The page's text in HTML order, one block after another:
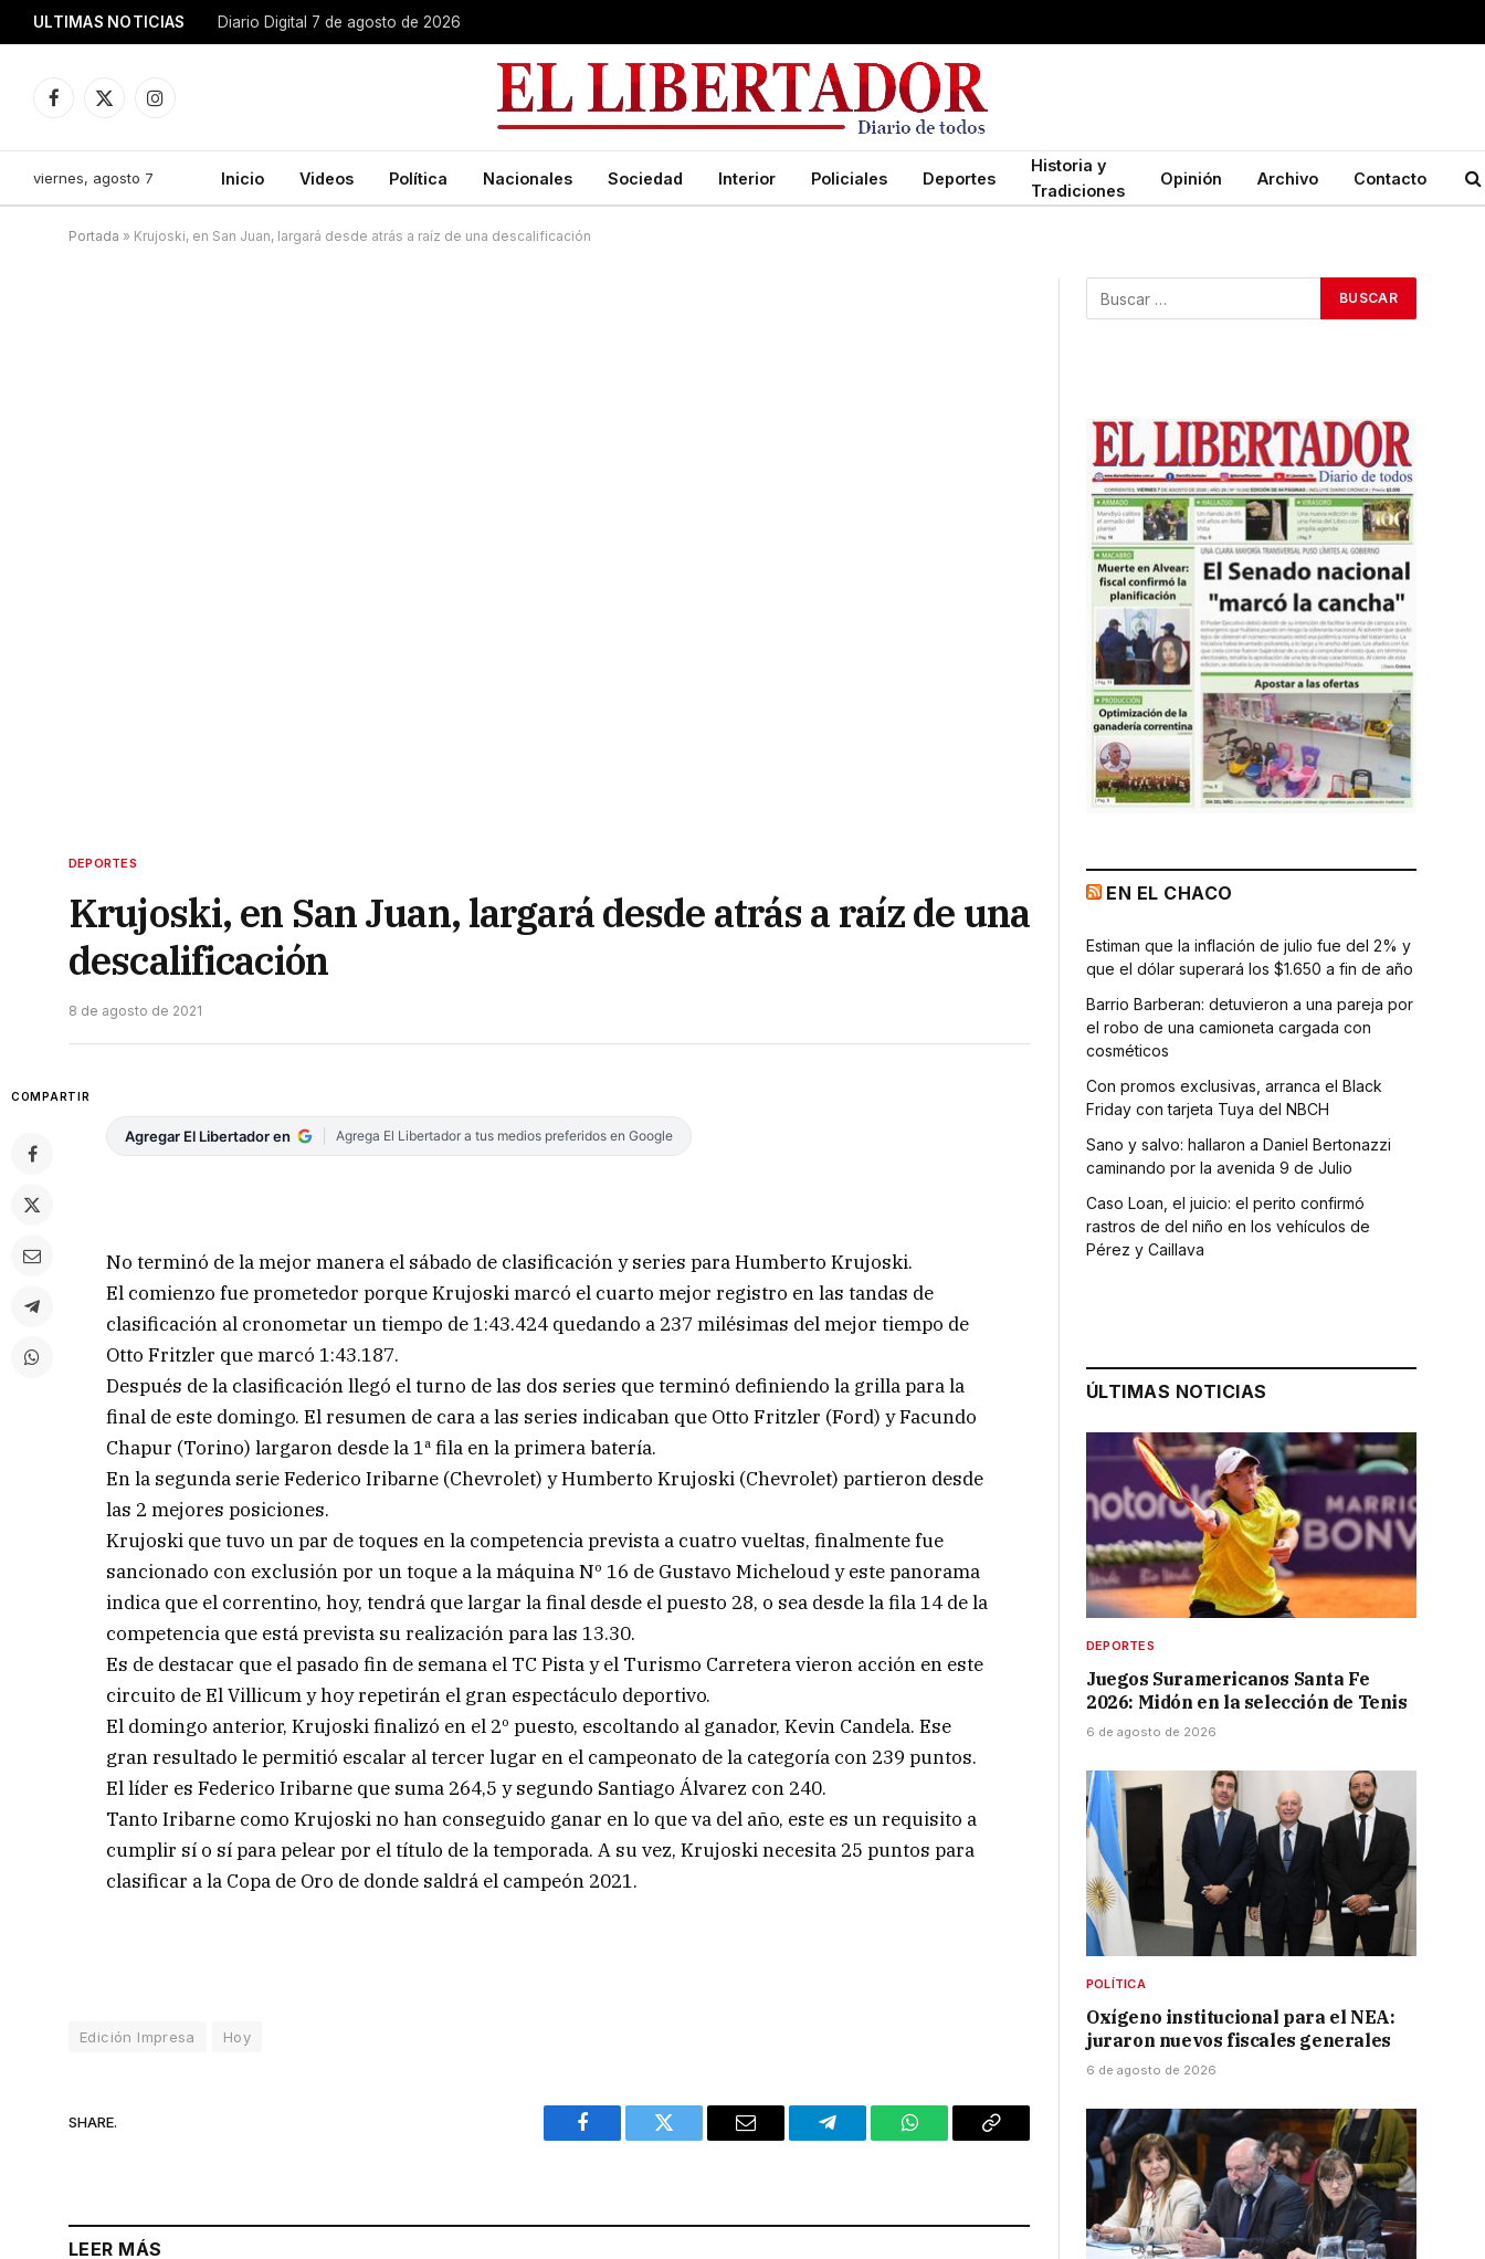
ULTIMAS NOTICIAS Diario Digital 7 de agosto de 2026
Facebook
X
Instagram
viernes, agosto 7 Inicio Videos Política Nacionales Sociedad Interior Policiales Deportes
Historia y
Tradiciones
Opinión Archivo Contacto
Portada » Krujoski, en San Juan, largará desde atrás a raíz de una descalificación
DEPORTES
Krujoski, en San Juan, largará desde atrás a raíz de una
descalificación
8 de agosto de 2021
COMPARTIR
Agregar El Libertador en Agrega El Libertador a tus medios preferidos en Google
No terminó de la mejor manera el sábado de clasificación y series para Humberto Krujoski.
El comienzo fue prometedor porque Krujoski marcó el cuarto mejor registro en las tandas de
clasificación al cronometar un tiempo de 1:43.424 quedando a 237 milésimas del mejor tiempo de
Otto Fritzler que marcó 1:43.187.
Después de la clasificación llegó el turno de las dos series que terminó definiendo la grilla para la
final de este domingo. El resumen de cara a las series indicaban que Otto Fritzler (Ford) y Facundo
Chapur (Torino) largaron desde la 1ª fila en la primera batería.
En la segunda serie Federico Iribarne (Chevrolet) y Humberto Krujoski (Chevrolet) partieron desde
las 2 mejores posiciones.
Krujoski que tuvo un par de toques en la competencia prevista a cuatro vueltas, finalmente fue
sancionado con exclusión por un toque a la máquina Nº 16 de Gustavo Micheloud y este panorama
indica que el correntino, hoy, tendrá que largar la final desde el puesto 28, o sea desde la fila 14 de la
competencia que está prevista su realización para las 13.30.
Es de destacar que el pasado fin de semana el TC Pista y el Turismo Carretera vieron acción en este
circuito de El Villicum y hoy repetirán el gran espectáculo deportivo.
El domingo anterior, Krujoski finalizó en el 2º puesto, escoltando al ganador, Kevin Candela. Ese
gran resultado le permitió escalar al tercer lugar en el campeonato de la categoría con 239 puntos.
El líder es Federico Iribarne que suma 264,5 y segundo Santiago Álvarez con 240.
Tanto Iribarne como Krujoski no han conseguido ganar en lo que va del año, este es un requisito a
cumplir sí o sí para pelear por el título de la temporada. A su vez, Krujoski necesita 25 puntos para
clasificar a la Copa de Oro de donde saldrá el campeón 2021.
Edición Impresa Hoy
SHARE.
Facebook Twitter Email Telegram WhatsAppCopy
LEER MÁS
EN EL CHACO
Estiman que la inflación de julio fue del 2% y
que el dólar superará los $1.650 a fin de año
Barrio Barberan: detuvieron a una pareja por
el robo de una camioneta cargada con
cosméticos
Con promos exclusivas, arranca el Black
Friday con tarjeta Tuya del NBCH
Sano y salvo: hallaron a Daniel Bertonazzi
caminando por la avenida 9 de Julio
Caso Loan, el juicio: el perito confirmó
rastros de del niño en los vehículos de
Pérez y Caillava
ÚLTIMAS NOTICIAS
DEPORTES
Juegos Suramericanos Santa Fe
2026: Midón en la selección de Tenis
6 de agosto de 2026
POLÍTICA
Oxígeno institucional para el NEA:
juraron nuevos fiscales generales
6 de agosto de 2026